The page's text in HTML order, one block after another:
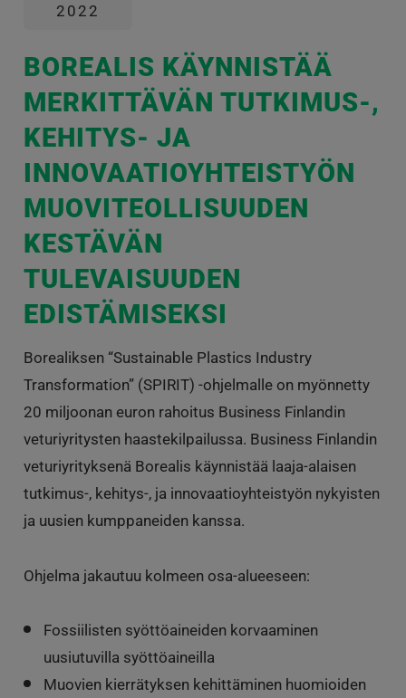
2022
BOREALIS KÄYNNISTÄÄ
MERKITTÄVÄN TUTKIMUS-,
KEHITYS- JA
INNOVAATIOYHTEISTYÖN
MUOVITEOLLISUUDEN
KESTÄVÄN
TULEVAISUUDEN
EDISTÄMISEKSI
Borealiksen “Sustainable Plastics Industry
Transformation” (SPIRIT) -ohjelmalle on myönnetty
20 miljoonan euron rahoitus Business Finlandin
veturiyritysten haastekilpailussa. Business Finlandin
veturiyrityksenä Borealis käynnistää laaja-alaisen
tutkimus-, kehitys-, ja innovaatioyhteistyön nykyisten
ja uusien kumppaneiden kanssa.
Ohjelma jakautuu kolmeen osa-alueeseen:
Fossiilisten syöttöaineiden korvaaminen
uusiutuvilla syöttöaineilla
Muovien kierrätyksen kehittäminen huomioiden